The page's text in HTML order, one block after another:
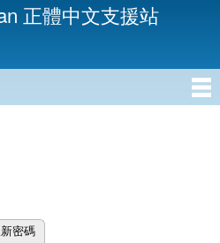
正體中文支援站
密碼